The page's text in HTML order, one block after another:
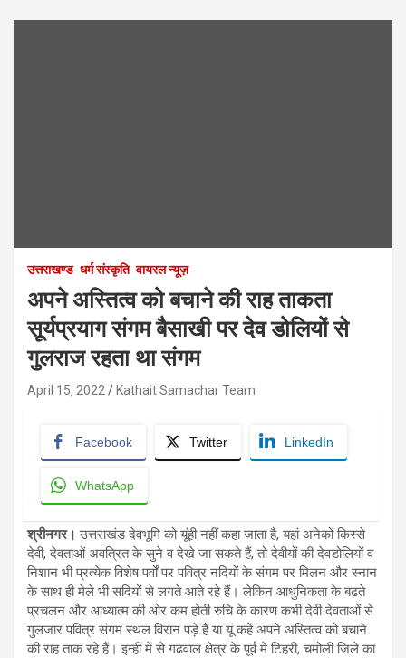
उत्तराखण्ड धर्म संस्कृति वायरल न्यूज़
अपने अस्तित्व को बचाने की राह ताकता
सूर्यप्रयाग संगम बैसाखी पर देव डोलियों से
गुलराज रहता था संगम
April 15, 2022 Kathait Samachar Team
Facebook Twitter LinkedIn
WhatsApp
श्रीनगर। उत्तराखंड देवभूमि को यूंही नहीं कहा जाता है, यहां अनेकों किस्से
देवी, देवताओं अवत्रित के सुने व देखे जा सकते हैं, तो देवीयों की देवडोलियों व
निशान भी प्रत्येक विशेष पर्वों पर पवित्र नदियों के संगम पर मिलन और स्नान
के साथ ही मेले भी सदियों से लगते आते रहे हैं। लेकिन आधुनिकता के बढते
प्रचलन और आध्यात्म की ओर कम होती रुचि के कारण कभी देवी देवताओं से
गुलजार पवित्र संगम स्थल विरान पड़े हैं या यूं कहें अपने अस्तित्व को बचाने
की राह ताक रहे हैं। इन्हीं में से गढवाल क्षेत्र के पूर्व मे टिहरी, चमोली जिले का